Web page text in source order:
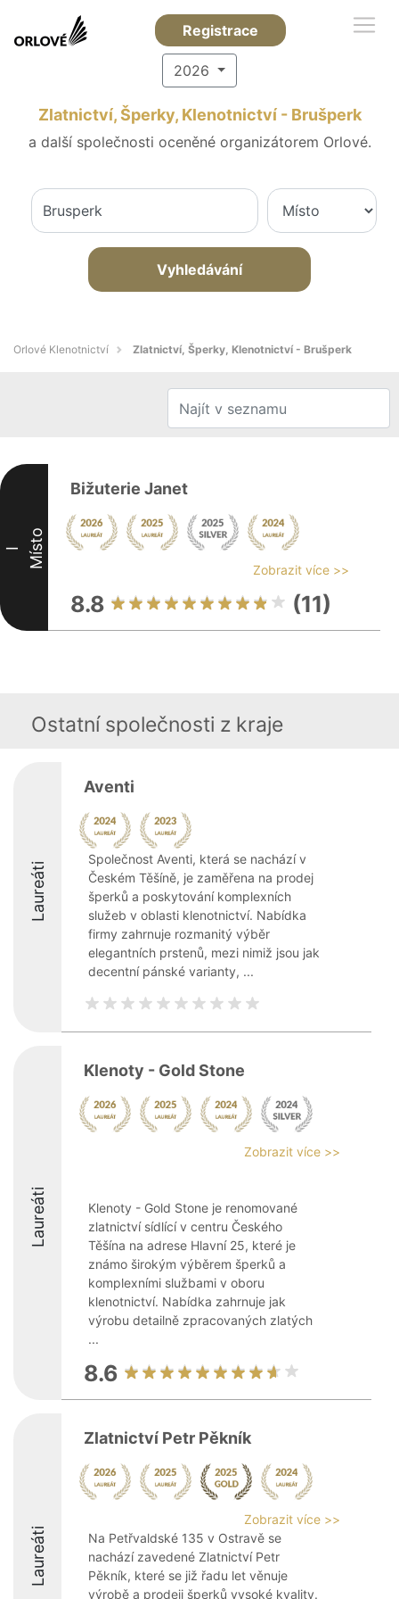
Registrace
2026
Zlatnictví, Šperky, Klenotnictví - Brušperk
a další společnosti oceněné organizátorem Orlové.
Vyhledávání
Orlové Klenotnictví Zlatnictví, Šperky, Klenotnictví - Brušperk
I Místo
Bižuterie Janet
Zobrazit více >>
8.8 (11)
Ostatní společnosti z kraje
Laureáti
Aventi
Společnost Aventi, která se nachází v
Českém Těšíně, je zaměřena na prodej
šperků a poskytování komplexních
služeb v oblasti klenotnictví. Nabídka
firmy zahrnuje rozmanitý výběr
elegantních prstenů, mezi nimiž jsou jak
decentní pánské varianty, ...
Laureáti
Klenoty - Gold Stone
Zobrazit více >>
Klenoty - Gold Stone je renomované
zlatnictví sídlící v centru Českého
Těšína na adrese Hlavní 25, které je
známo širokým výběrem šperků a
komplexními službami v oboru
klenotnictví. Nabídka zahrnuje jak
výrobu detailně zpracovaných zlatých
...
8.6
Laureáti
Zlatnictví Petr Pěkník
Zobrazit více >>
Na Petřvaldské 135 v Ostravě se
nachází zavedené Zlatnictví Petr
Pěkník, které se již řadu let věnuje
výrobě a prodeji šperků vysoké kvality.